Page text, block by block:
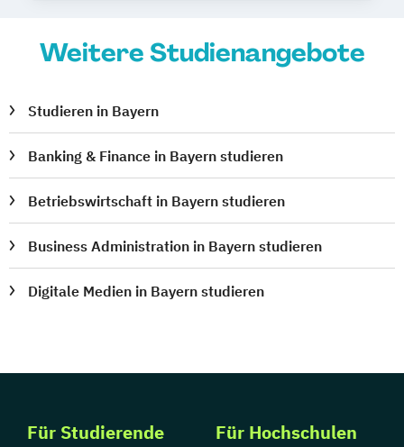
Weitere Studienangebote
Studieren in Bayern
Banking & Finance in Bayern studieren
Betriebswirtschaft in Bayern studieren
Business Administration in Bayern studieren
Digitale Medien in Bayern studieren
Für Studierende Für Hochschulen